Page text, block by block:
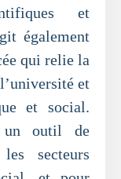
et
également
qui relie la
et
et social.
un outil de
secteurs